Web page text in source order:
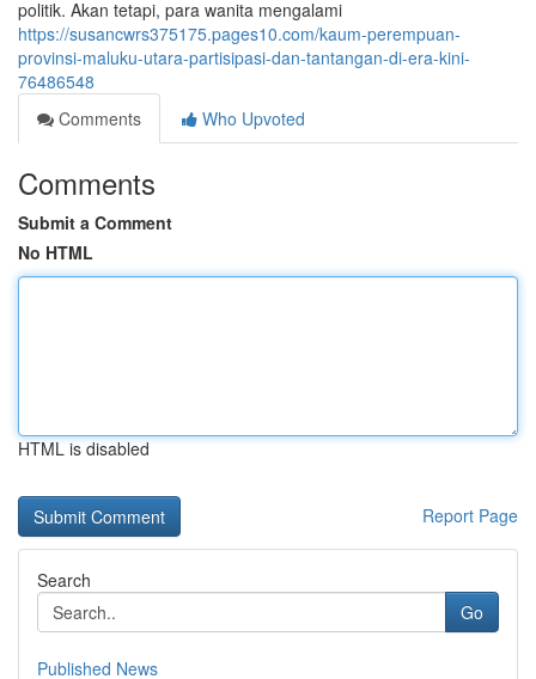
politik. Akan tetapi, para wanita mengalami
https://susancwrs375175.pages10.com/kaum-perempuan-
provinsi-maluku-utara-partisipasi-dan-tantangan-di-era-kini-
76486548
Comments
Who Upvoted
Comments
Submit a Comment
No HTML
HTML is disabled
Report Page
Search
Go
Published News